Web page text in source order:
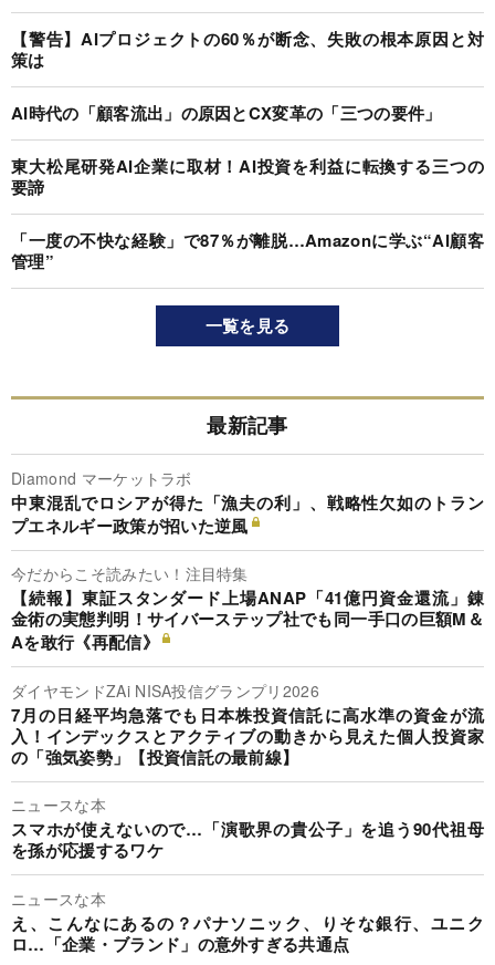
【警告】AIプロジェクトの60％が断念、失敗の根本原因と対
策は
AI時代の「顧客流出」の原因とCX変革の「三つの要件」
東大松尾研発AI企業に取材！AI投資を利益に転換する三つの
要諦
「一度の不快な経験」で87％が離脱…Amazonに学ぶ“AI顧客
管理”
一覧を見る
最新記事
Diamond マーケットラボ
中東混乱でロシアが得た「漁夫の利」、戦略性欠如のトラン
プエネルギー政策が招いた逆風
今だからこそ読みたい！注目特集
【続報】東証スタンダード上場ANAP「41億円資金還流」錬
金術の実態判明！サイバーステップ社でも同一手口の巨額M＆
Aを敢行《再配信》
ダイヤモンドZAi NISA投信グランプリ2026
7月の日経平均急落でも日本株投資信託に高水準の資金が流
入！インデックスとアクティブの動きから見えた個人投資家
の「強気姿勢」【投資信託の最前線】
ニュースな本
スマホが使えないので…「演歌界の貴公子」を追う90代祖母
を孫が応援するワケ
ニュースな本
え、こんなにあるの？パナソニック、りそな銀行、ユニク
ロ…「企業・ブランド」の意外すぎる共通点